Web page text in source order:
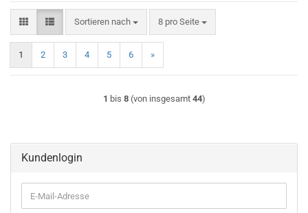
Sortieren nach
Sortieren nach 8 pro Seite
pro Seite
1 2 3 4 5 6 »
1 bis 8(von insgesamt 44)
Kundenlogin
E-
Mail-